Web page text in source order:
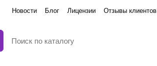
Новости Блог Лицензии Отзывы клиентов